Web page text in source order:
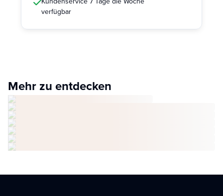
verfügbar
Mehr zu entdecken